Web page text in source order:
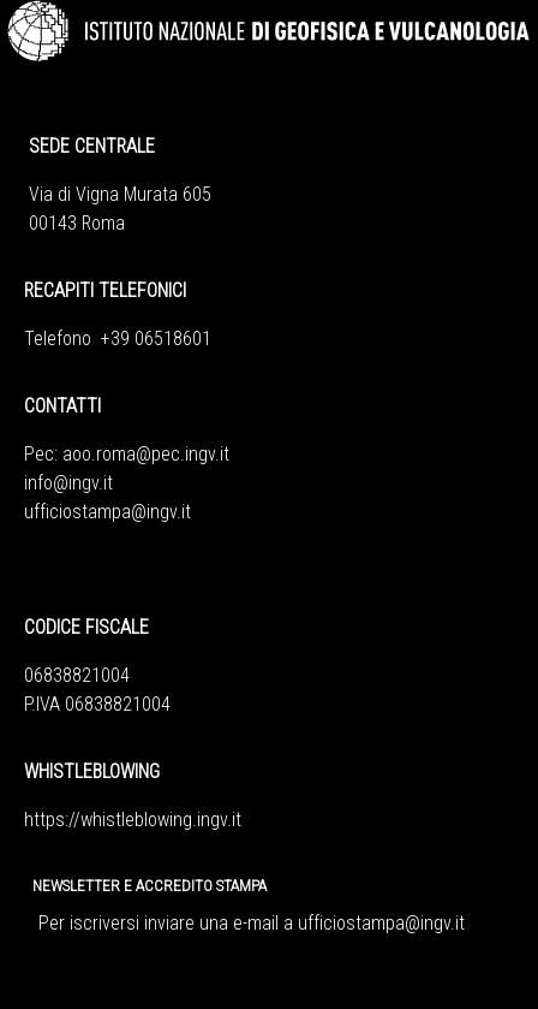
SEDE CENTRALE
Via di Vigna Murata 605
00143 Roma
RECAPITI TELEFONICI
Telefono +39 06518601
CONTATTI
Pec: aoo.roma@pec.ingv.it
info@ingv.it
ufficiostampa@ingv.it
CODICE FISCALE
06838821004
P.IVA 06838821004
WHISTLEBLOWING
https://whistleblowing.ingv. it
NEWSLETTER E ACCREDITO STAMPA
Per iscriversi inviare una e-mail a ufficiostampa@ingv.it